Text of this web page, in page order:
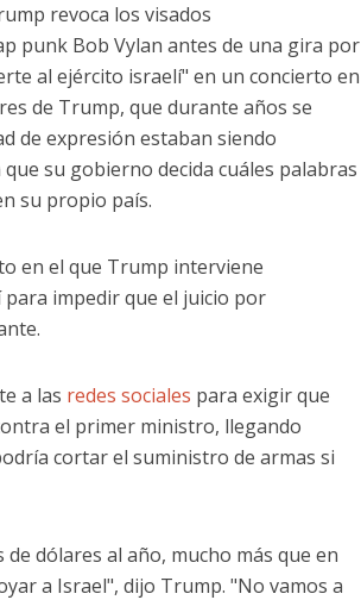
revoca los visados
punk Bob Vylan antes de una gira por
al ejército israelí" en un concierto en
de Trump, que durante años se
de expresión estaban siendo
su gobierno decida cuáles palabras
su propio país.
en el que Trump interviene
impedir que el juicio por
a las redes sociales para exigir que
el primer ministro, llegando
cortar el suministro de armas si
dólares al año, mucho más que en
a Israel", dijo Trump. "No vamos a